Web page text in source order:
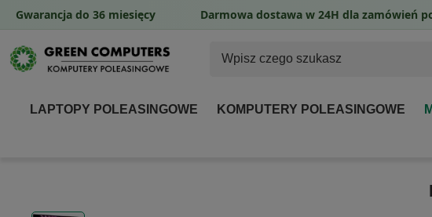
LAPTOPY POLEASINGOWE KOMPUTERY POLEASINGOWE
Gwarancja do 36 miesięcy Darmowa dostawa w 24H dla zamówień